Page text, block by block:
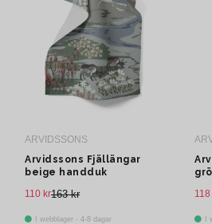
ARVIDSSONS
Arvidssons Fjällängar
beige handduk
163 kr
110 kr
I webblager - 4-8 dagar I